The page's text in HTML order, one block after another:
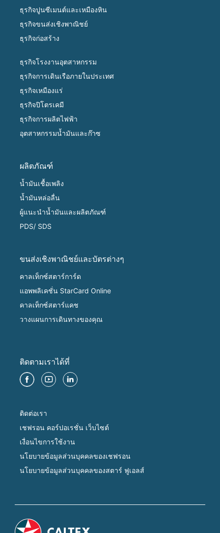
ธุรกิจปูนซีเมนต์และเหมืองหิน
ธุรกิจขนส่งเชิงพาณิชย์
ธุรกิจก่อสร้าง
ธุรกิจโรงงานอุตสาหกรรม
ธุรกิจการเดินเรือภายในประเทศ
ธุรกิจเหมืองแร่
ธุรกิจปิโตรเคมี
ธุรกิจการผลิตไฟฟ้า
อุตสาหกรรมน้ำมันและก๊าซ
ผลิตภัณฑ์
น้ำมันเชื้อเพลิง
น้ำมันหล่อลื่น
ผู้แนะนำน้ำมันและผลิตภัณฑ์
PDS/ SDS
ขนส่งเชิงพาณิชย์และบัตรต่างๆ
คาลเท็กซ์สตาร์การ์ด
แอพพลิเคชั่น StarCard Online
คาลเท็กซ์สตาร์แคช
วางแผนการเดินทางของคุณ
ติดตามเราได้ที่
ติดต่อเรา
เชฟรอน คอร์ปอเรชั่น เว็บไซต์
เงื่อนไขการใช้งาน
นโยบายข้อมูลส่วนบุคคลของเชฟรอน
นโยบายข้อมูลส่วนบุคคลของสตาร์ ฟูเอลส์